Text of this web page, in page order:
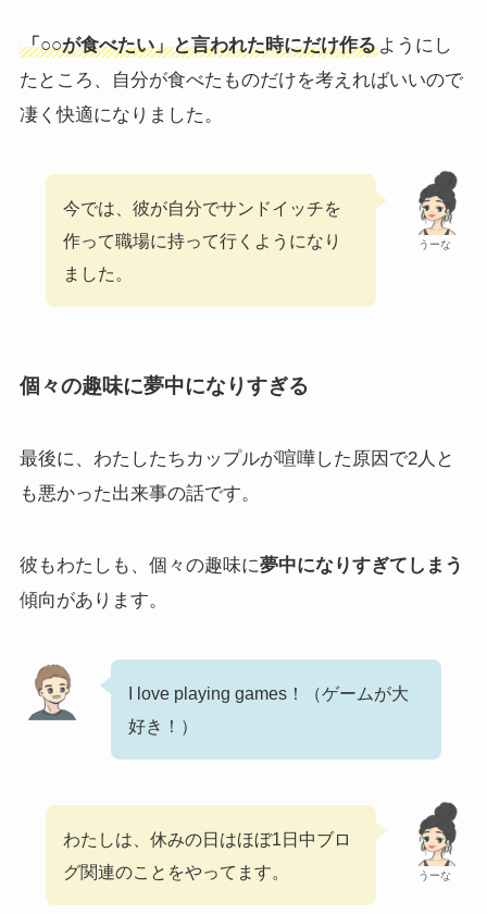
「○○が食べたい」と言われた時にだけ作るようにし
たところ、自分が食べたものだけを考えればいいので
凄く快適になりました。
うーな
今では、彼が自分でサンドイッチを
作って職場に持って行くようになり
ました。
個々の趣味に夢中になりすぎる
最後に、わたしたちカップルが喧嘩した原因で2人と
も悪かった出来事の話です。
彼もわたしも、個々の趣味に夢中になりすぎてしまう
傾向があります。
I love playing games！（ゲームが大
好き！）
うーな
わたしは、休みの日はほぼ1日中ブロ
グ関連のことをやってます。